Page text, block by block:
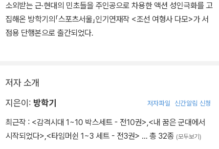
소외받는 근·현대의 민초들을 주인공으로 차용한 액션 성인극화를 고
집해온 방학기의「스포츠서울」인기연재작 <조선 여형사 다모>가 서
점용 단행본으로 출간되었다.
적 배경에 기초한 역사의식에서 발현된 극화이다. 실재했던 사건과
배경, 인물을 토대로 철저한 고증을 기초로 이뤄진 것이 특징. 드라마
저자 소개
지은이: 방학기 저자파일 신간알림 신청
최근작 : <감격시대 1~10 박스세트 - 전10권>,<내 꿈은 군대에서
시작되었다>,<타임머쉰 1~3 세트 - 전3권> … 총 32종 (모두보기)